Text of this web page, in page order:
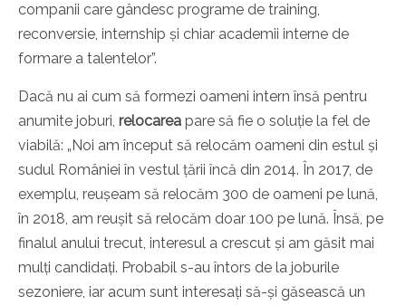
companii care gândesc programe de training,
reconversie, internship și chiar academii interne de
formare a talentelor”.
Dacă nu ai cum să formezi oameni intern însă pentru
anumite joburi, relocarea pare să fie o soluție la fel de
viabilă: „Noi am început să relocăm oameni din estul și
sudul României în vestul țării încă din 2014. În 2017, de
exemplu, reușeam să relocăm 300 de oameni pe lună,
în 2018, am reușit să relocăm doar 100 pe lună. Însă, pe
finalul anului trecut, interesul a crescut și am găsit mai
mulți candidați. Probabil s-au întors de la joburile
sezoniere, iar acum sunt interesați să-și găsească un